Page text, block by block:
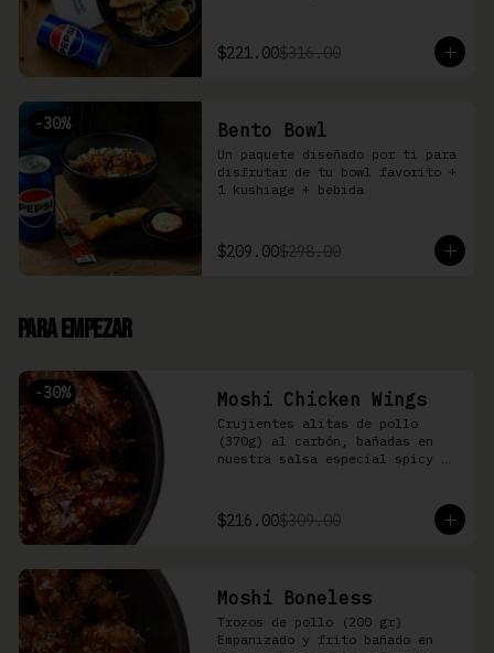
$221.00$316.00
-30% Bento Bowl
Un paquete diseñado por ti para
disfrutar de tu bowl favorito +
1 kushiage + bebida
$209.00$298.00
Para Empezar
-30% Moshi Chicken Wings
Crujientes alitas de pollo
(370g) al carbón, bañadas en
nuestra salsa especial spicy
$216.00$309.00
Moshi Boneless
Trozos de pollo (200 gr)
Empanizado y frito bañado en